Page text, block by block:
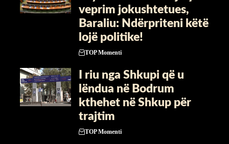
veprim jokushtetues,
Baraliu: Ndërpriteni këtë
lojë politike!
TOP Momenti
I riu nga Shkupi që u
lëndua në Bodrum
kthehet në Shkup për
trajtim
TOP Momenti